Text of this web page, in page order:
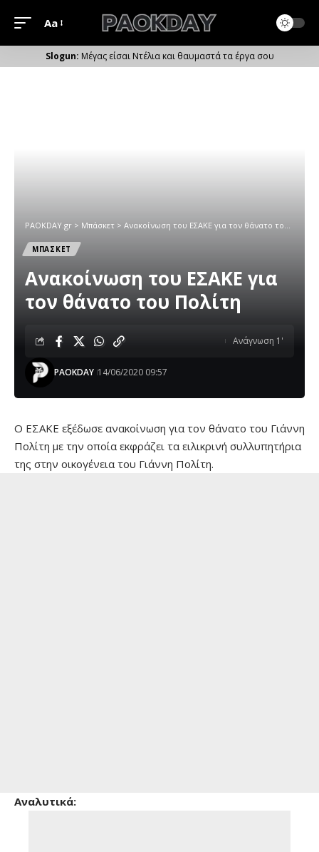
Μέγεθος
Γραμματοσειράς
Aa
Μέγας είσαι Ντέλια και θαυμαστά τα έργα σου
PAOKDAY.gr > Μπάσκετ > Ανακοίνωση του ΕΣΑΚΕ για τον θάνατο του Πολίτη
ΜΠΑΣΚΕΤ
Ανακοίνωση του ΕΣΑΚΕ για
τον θάνατο του Πολίτη
PAOKDAY 14/06/2020 09:57
Ανάγνωση 1'
O ΕΣΑΚΕ εξέδωσε ανακοίνωση για τον θάνατο του Γιάννη
Πολίτη με την οποία εκφράζει τα ειλικρινή συλλυπητήρια
της στην οικογένεια του Γιάννη Πολίτη.
Αναλυτικά: